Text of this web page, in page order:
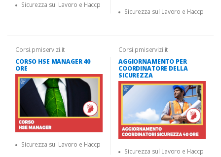
Sicurezza sul Lavoro e Haccp
Sicurezza sul Lavoro e Haccp
Corsi.pmiservizi.it
CORSO HSE MANAGER 40
ORE
Sicurezza sul Lavoro e Haccp
Corsi.pmiservizi.it
AGGIORNAMENTO PER
COORDINATORE DELLA
SICUREZZA
Sicurezza sul Lavoro e Haccp